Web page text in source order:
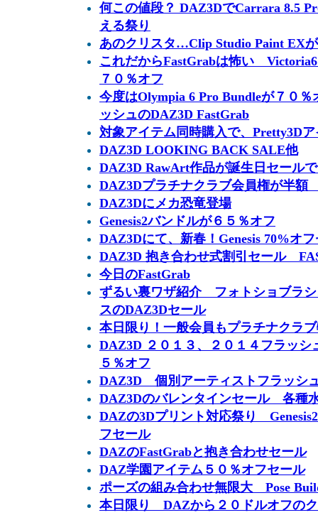
何この値段？ DAZ3DでCarrara 8.5
える祭り
あのクリスタ…Clip Studio Paint EX
これだからFastGrabは怖い
７０％オフ
今度はOlympia 6 Pro Bundleが７０
ッシュのDAZ3D FastGrab
対象アイテム同時購入で、Pretty3D
DAZ3D LOOKING BACK SALE他
DAZ3D RawArt作品が誕生日セール
DAZ3Dプラチナクラブ会員権が半
DAZ3Dにメカ恐竜登場
Genesis2バンドルが６５％オフ
DAZ3Dにて、新春！Genesis 70%オ
DAZ3D 抱き合わせ式割引セール
今日のFastGrab
ずるい裏ワザ紹介 フォトショブラ
スのDAZ3Dセール
本日限り！一般会員もプラチナクラ
DAZ3D ２０１３、２０１４フラッ
５％オフ
DAZ3D 個別アーティストフラッシ
DAZ3Dのバレンタインセール 各種
DAZの3Dプリント対応祭り
フセール
DAZのFastGrabと抱き合わせセール
DAZ学園アイテム５０％オフセール
ポーズの組み合わせ無限大 Pose
本日限り DAZから２０ドルオフの